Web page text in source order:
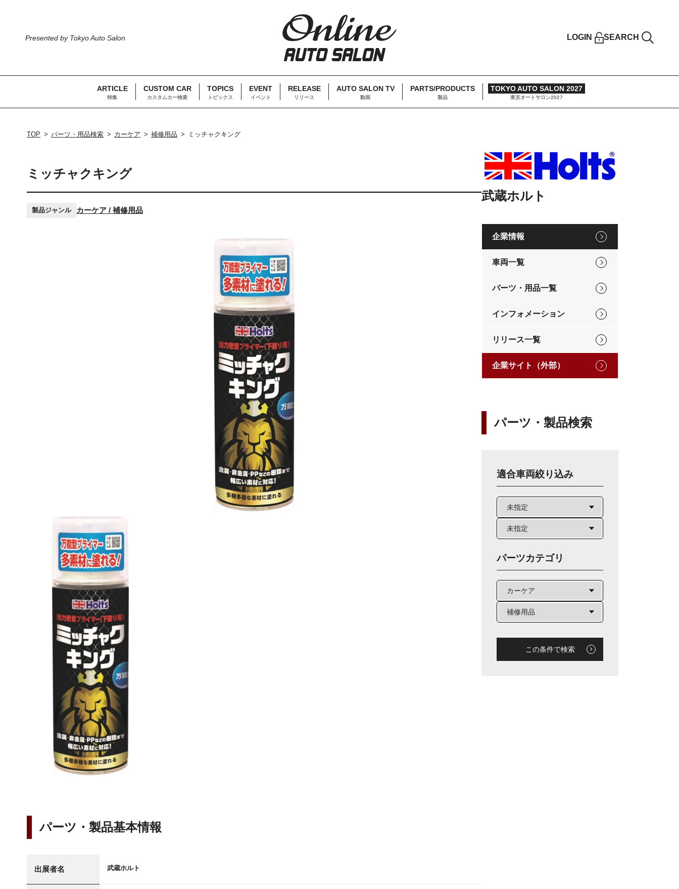
Presented by Tokyo Auto Salon LOGIN SEARCH
ARTICLE
特集
CUSTOM CAR
カスタムカー検索
TOPICS
トピックス
EVENT
イベント
RELEASE
リリース
AUTO SALON TV
動画
PARTS/PRODUCTS
製品
TOKYO AUTO SALON 2027
東京オートサロン2027
TOP パーツ・用品検索 カーケア 補修用品 ミッチャクキング
ミッチャクキング
製品ジャンル カーケア / 補修用品
パーツ・製品基本情報
出展者名 武蔵ホルト
武蔵ホルト
企業情報
車両一覧
パーツ・用品一覧
インフォメーション
リリース一覧
企業サイト（外部）
パーツ・製品検索
適合車両絞り込み
パーツカテゴリ
この条件で検索